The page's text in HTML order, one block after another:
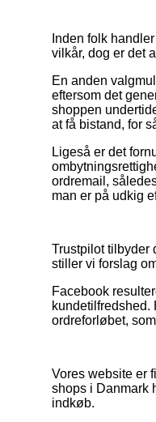
Inden folk
vilkår, dog er det
En anden
eftersom det
shoppen
at få bistand, for
Ligeså er det
ordremail,
man er på udkig
Trustpilot tilbyder
stiller vi forslag
Facebook
kundetilfredshed.
ordreforløbet,
Vores website er
shops i Danmark
indkøb.